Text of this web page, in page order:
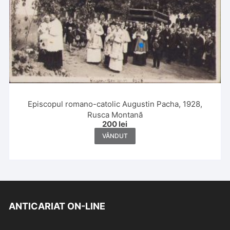
Episcopul romano-catolic Augustin Pacha, 1928,
Rusca Montană
200 lei
VÂNDUT
ANTICARIAT ON-LINE